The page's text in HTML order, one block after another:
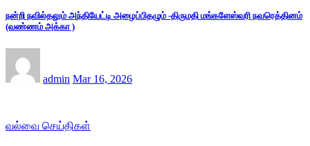
நன்றி நவில்தலும் அந்தியேட்டி அழைப்பிதழும் -திருமதி மங்களேஸ்வரி நவரெத்தினம்
(வண்ணம் அக்கா )
admin Mar 16, 2026
வல்வை செய்திகள்